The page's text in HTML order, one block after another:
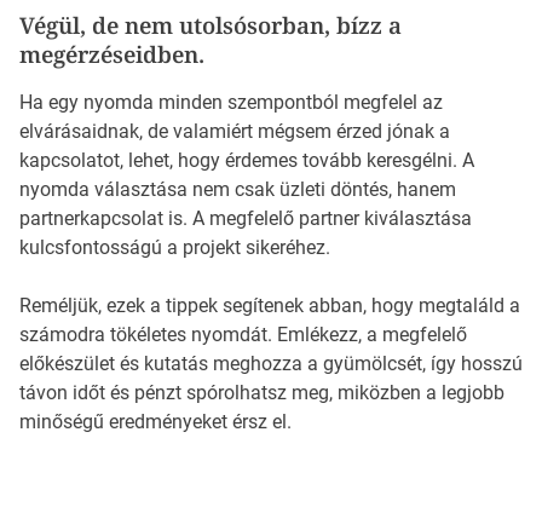
Végül, de nem utolsósorban, bízz a
megérzéseidben.
Ha egy nyomda minden szempontból megfelel az
elvárásaidnak, de valamiért mégsem érzed jónak a
kapcsolatot, lehet, hogy érdemes tovább keresgélni. A
nyomda választása nem csak üzleti döntés, hanem
partnerkapcsolat is. A megfelelő partner kiválasztása
kulcsfontosságú a projekt sikeréhez.
Reméljük, ezek a tippek segítenek abban, hogy megtaláld a
számodra tökéletes nyomdát. Emlékezz, a megfelelő
előkészület és kutatás meghozza a gyümölcsét, így hosszú
távon időt és pénzt spórolhatsz meg, miközben a legjobb
minőségű eredményeket érsz el.